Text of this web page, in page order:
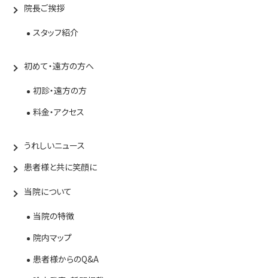
院長ご挨拶
スタッフ紹介
初めて・遠方の方へ
初診・遠方の方
料金・アクセス
うれしいニュース
患者様と共に笑顔に
当院について
当院の特徴
院内マップ
患者様からのQ&A